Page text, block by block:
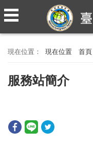
現在位置 首頁
服務站簡介